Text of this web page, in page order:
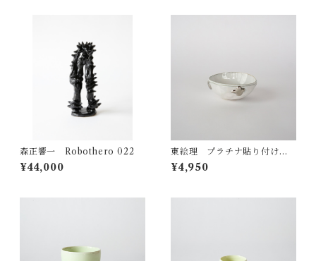
森正響一 Robothero 022
¥44,000
東絵理 プラチナ貼り付けボ
ウル
¥4,950